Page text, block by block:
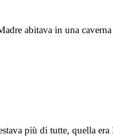
abitava in una
più di tutte, quella